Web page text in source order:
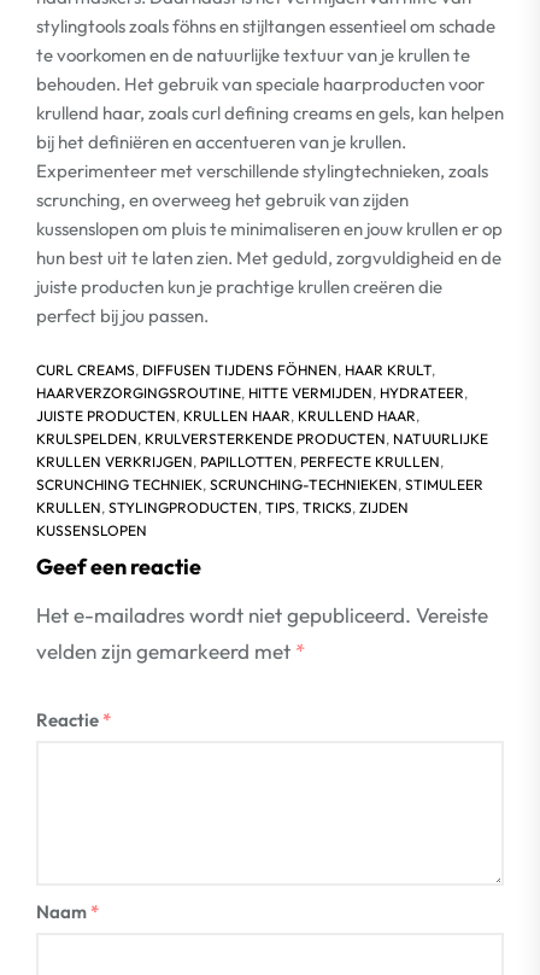
stylingtools zoals föhns en stijltangen essentieel om schade
te voorkomen en de natuurlijke textuur van je krullen te
behouden. Het gebruik van speciale haarproducten voor
krullend haar, zoals curl defining creams en gels, kan helpen
bij het definiëren en accentueren van je krullen.
Experimenteer met verschillende stylingtechnieken, zoals
scrunching, en overweeg het gebruik van zijden
kussenslopen om pluis te minimaliseren en jouw krullen er op
hun best uit te laten zien. Met geduld, zorgvuldigheid en de
juiste producten kun je prachtige krullen creëren die
perfect bij jou passen.
CURL CREAMS, DIFFUSEN TIJDENS FÖHNEN, HAAR KRULT,
HAARVERZORGINGSROUTINE, HITTE VERMIJDEN, HYDRATEER,
JUISTE PRODUCTEN, KRULLEN HAAR, KRULLEND HAAR,
KRULSPELDEN, KRULVERSTERKENDE PRODUCTEN, NATUURLIJKE
KRULLEN VERKRIJGEN, PAPILLOTTEN, PERFECTE KRULLEN,
SCRUNCHING TECHNIEK, SCRUNCHING-TECHNIEKEN, STIMULEER
KRULLEN, STYLINGPRODUCTEN, TIPS, TRICKS, ZIJDEN
KUSSENSLOPEN
Geef een reactie
Het e-mailadres wordt niet gepubliceerd. Vereiste
velden zijn gemarkeerd met *
Reactie *
Naam *